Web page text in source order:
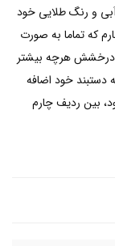
و رنگ طلایی خود
که تماما به صورت
عیار بوده و برای درخشش هرچه بیشتر
دستبند خود اضافه
بین ردیف چارم